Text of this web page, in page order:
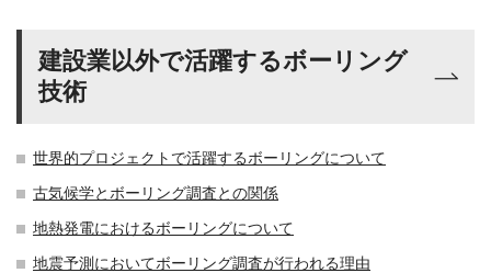
建設業以外で活躍するボーリング
技術
世界的プロジェクトで活躍するボーリングについて
古気候学とボーリング調査との関係
地熱発電におけるボーリングについて
地震予測においてボーリング調査が行われる理由